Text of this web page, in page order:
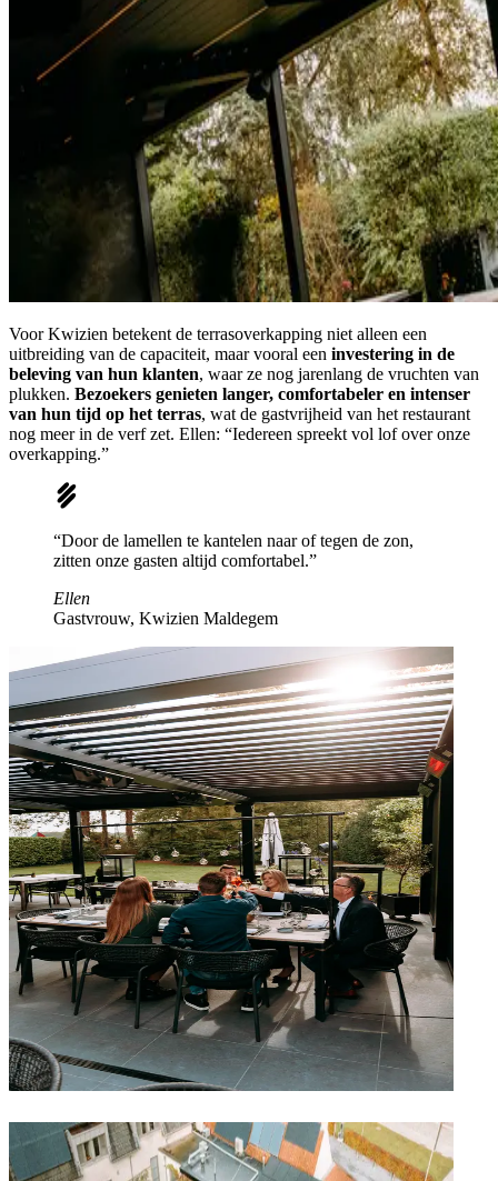
Voor Kwizien betekent de terrasoverkapping niet alleen een
uitbreiding van de capaciteit, maar vooral een investering in de
beleving van hun klanten, waar ze nog jarenlang de vruchten van
plukken. Bezoekers genieten langer, comfortabeler en intenser
van hun tijd op het terras, wat de gastvrijheid van het restaurant
nog meer in de verf zet. Ellen: “Iedereen spreekt vol lof over onze
overkapping.”
“Door de lamellen te kantelen naar of tegen de zon,
zitten onze gasten altijd comfortabel.”
Ellen
Gastvrouw, Kwizien Maldegem